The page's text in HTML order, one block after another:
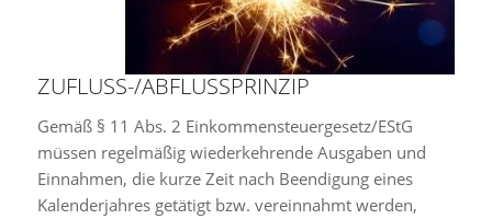
ZUFLUSS-/ABFLUSSPRINZIP
Gemäß § 11 Abs. 2 Einkommensteuergesetz/EStG
müssen regelmäßig wiederkehrende Ausgaben und
Einnahmen, die kurze Zeit nach Beendigung eines
Kalenderjahres getätigt bzw. vereinnahmt werden,